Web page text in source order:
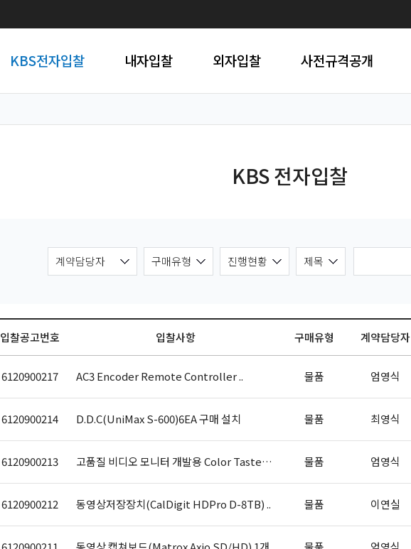
KBS전자입찰 내자입찰 외자입찰 사전규격공개
KBS 전자입찰
입찰공고번호 입찰사항 구매유형 계약담당자
6120900217 AC3 Encoder Remote Controller .. 물품 엄영식
6120900214 D.D.C(UniMax S-600)6EA 구매 설치 물품 최영식
6120900213 고품질 비디오 모니터 개발용 Color Taster 1.. 물품 엄영식
6120900212 동영상저장장치(CalDigit HDPro D-8TB) .. 물품 이연실